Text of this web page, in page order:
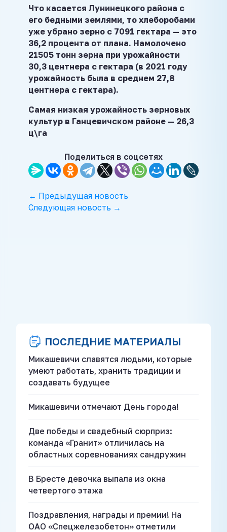
Что касается Лунинецкого района с
его бедными землями, то хлеборобами
уже убрано зерно с 7091 гектара — это
36,2 процента от плана. Намолочено
21505 тонн зерна при урожайности
30,3 центнера с гектара (в 2021 году
урожайность была в среднем 27,8
центнера с гектара).
Самая низкая урожайность зерновых
культур в Ганцевичском районе — 26,3
ц\га
Поделиться в соцсетях
← Предыдущая новость
Следующая новость →
ПОСЛЕДНИЕ МАТЕРИАЛЫ
Микашевичи славятся людьми, которые
умеют работать, хранить традиции и
создавать будущее
Микашевичи отмечают День города!
Две победы и свадебный сюрприз:
команда «Гранит» отличилась на
областных соревнованиях сандружин
В Бресте девочка выпала из окна
четвертого этажа
Поздравления, награды и премии! На
ОАО «Спецжелезобетон» отметили